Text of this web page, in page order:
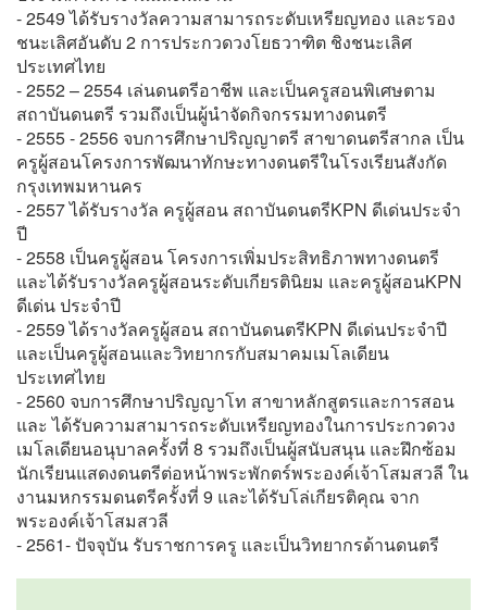
- 2549 ได้รับรางวัลความสามารถระดับเหรียญทอง และรอง
ชนะเลิศอันดับ 2 การประกวดวงโยธวาฑิต ชิงชนะเลิศ
ประเทศไทย
- 2552 – 2554 เล่นดนตรีอาชีพ และเป็นครูสอนพิเศษตาม
สถาบันดนตรี รวมถึงเป็นผู้นำจัดกิจกรรมทางดนตรี
- 2555 - 2556 จบการศึกษาปริญญาตรี สาขาดนตรีสากล เป็น
ครูผู้สอนโครงการพัฒนาทักษะทางดนตรีในโรงเรียนสังกัด
กรุงเทพมหานคร
- 2557 ได้รับรางวัล ครูผู้สอน สถาบันดนตรีKPN ดีเด่นประจำ
ปี
- 2558 เป็นครูผู้สอน โครงการเพิ่มประสิทธิภาพทางดนตรี
และได้รับรางวัลครูผู้สอนระดับเกียรตินิยม และครูผู้สอนKPN
ดีเด่น ประจำปี
- 2559 ได้รางวัลครูผู้สอน สถาบันดนตรีKPN ดีเด่นประจำปี
และเป็นครูผู้สอนและวิทยากรกับสมาคมเมโลเดียน
ประเทศไทย
- 2560 จบการศึกษาปริญญาโท สาขาหลักสูตรและการสอน
และ ได้รับความสามารถระดับเหรียญทองในการประกวดวง
เมโลเดียนอนุบาลครั้งที่ 8 รวมถึงเป็นผู้สนับสนุน และฝึกซ้อม
นักเรียนแสดงดนตรีต่อหน้าพระพักตร์พระองค์เจ้าโสมสวลี ใน
งานมหกรรมดนตรีครั้งที่ 9 และได้รับโล่เกียรติคุณ จาก
พระองค์เจ้าโสมสวลี
- 2561- ปัจจุบัน รับราชการครู และเป็นวิทยากรด้านดนตรี